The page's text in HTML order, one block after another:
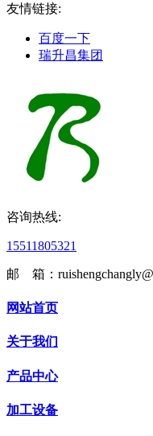
友情链接:
百度一下
瑞升昌集团
咨询热线:
15511805321
邮 箱：
网站首页
关于我们
产品中心
加工设备